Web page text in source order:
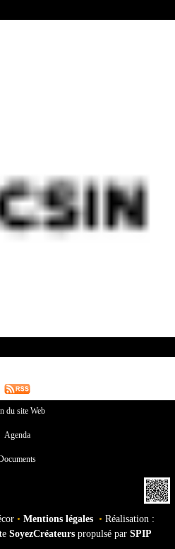
du site Web
Agenda
• Mentions légales • Réalisation :
SoyezCréateurs propulsé par SPIP